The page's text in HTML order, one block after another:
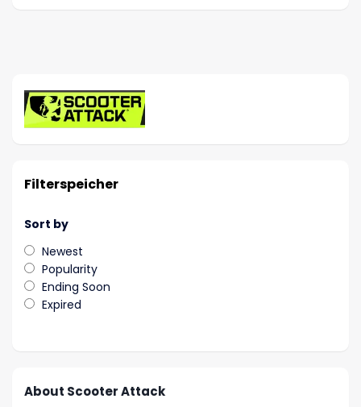
Filterspeicher
Sort by
Newest
Popularity
Ending Soon
Expired
About Scooter Attack